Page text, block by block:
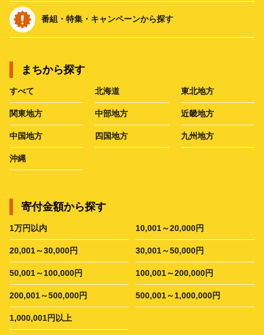
番組・特集・キャンペーンから探す
まちから探す
すべて 北海道 東北地方
関東地方 中部地方 近畿地方
中国地方 四国地方 九州地方
沖縄
寄付金額から探す
1万円以内 10,001～20,000円
20,001～30,000円 30,001～50,000円
50,001～100,000円 100,001～200,000円
200,001～500,000円 500,001～1,000,000円
1,000,001円以上